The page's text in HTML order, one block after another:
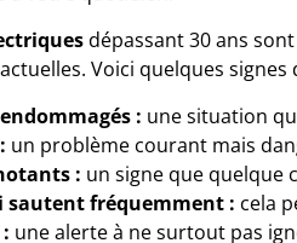
dépassant 30 ans
Voici quelques signes
: une situation
un problème courant mais
: un signe que quelque
sautent fréquemment : cela
une alerte à ne surtout pas